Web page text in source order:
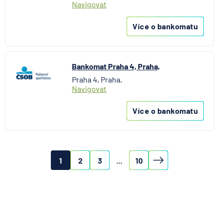
Navigovat
Více o bankomatu
Bankomat Praha 4, Praha,
Praha 4, Praha,
Navigovat
Více o bankomatu
1 2 3 10